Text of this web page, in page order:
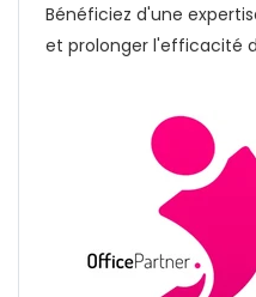
Bénéficiez d'une
et prolonger l'efficacité